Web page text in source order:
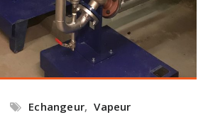
Echangeur, Vapeur